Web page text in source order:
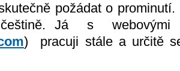
požádat o
Já s webovými
) pracuji stále a určitě